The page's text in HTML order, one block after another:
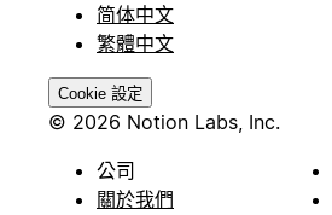
简体中文
繁體中文
Cookie 設定
© 2026 Notion Labs, Inc.
公司
關於我們